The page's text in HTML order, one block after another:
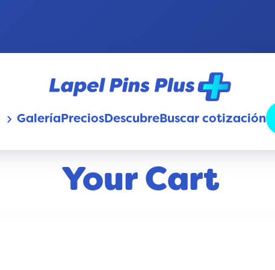
keyboard_arrow_downGaleríaPreciosDescubreBuscar cotización
Your Cart